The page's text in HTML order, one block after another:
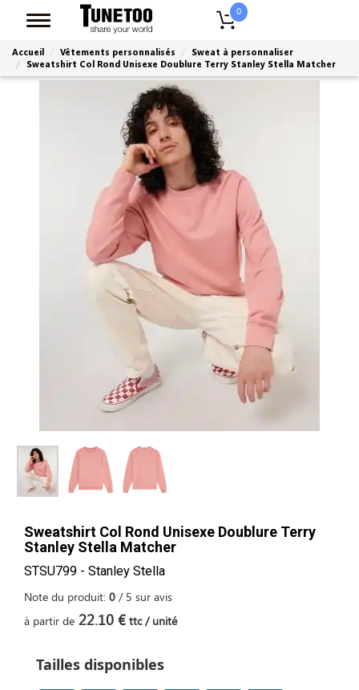
0
Accueil Vêtements personnalisés
Sweat à personnaliser
Sweatshirt Col Rond Unisexe Doublure Terry Stanley Stella Matcher
Sweatshirt Col Rond Unisexe Doublure Terry
Stanley Stella Matcher
STSU799 - Stanley Stella
Note du produit: 0 / 5 sur avis
à partir de 22.10 € ttc / unité
Tailles disponibles